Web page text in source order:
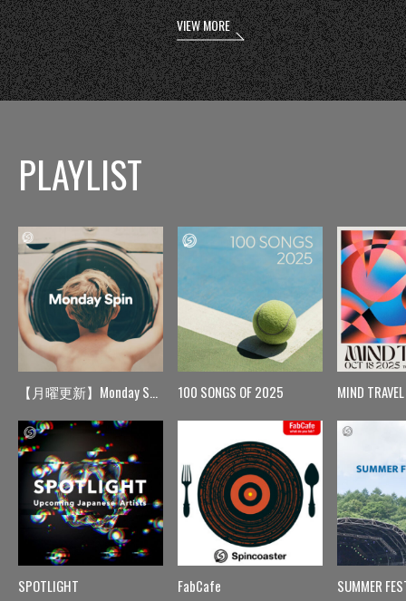
VIEW MORE
PLAYLIST
【月曜更新】Monday Spin
SPOTLIGHT
100 SONGS OF 2025
FabCafe
MIND TRAVEL
SUMMER